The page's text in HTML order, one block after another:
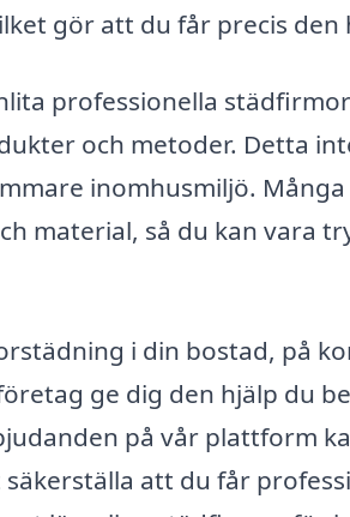
gör att du får precis den
professionella
och metoder. Detta
inomhusmiljö.
material, så du kan vara
i din bostad, på
ge dig den hjälp du
på vår plattform
att du får